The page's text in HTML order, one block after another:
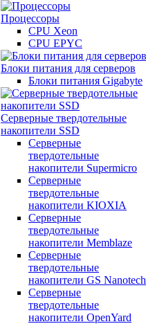
Процессоры
CPU Xeon
CPU EPYC
Блоки питания для серверов
Блоки питания Gigabyte
Серверные твердотельные
накопители SSD
Cерверные
твердотельные
накопители Supermicro
Cерверные
твердотельные
накопители KIOXIA
Cерверные
твердотельные
накопители Memblaze
Cерверные
твердотельные
накопители GS Nanotech
Серверные
твердотельные
накопители OpenYard